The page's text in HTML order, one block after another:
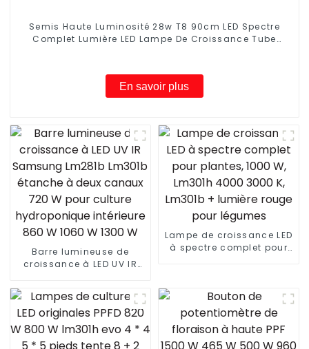
Semis Haute Luminosité 28w T8 90cm LED Spectre
Complet Lumière LED Lampe De Croissance Tube
En savoir plus
Barre lumineuse de
croissance à LED UV IR
étanche à deux canaux
720 W pour culture
hydroponique intérieure
860 W 1060 W 1300 W
Lampe de croissance LED
à spectre complet pour
légumes